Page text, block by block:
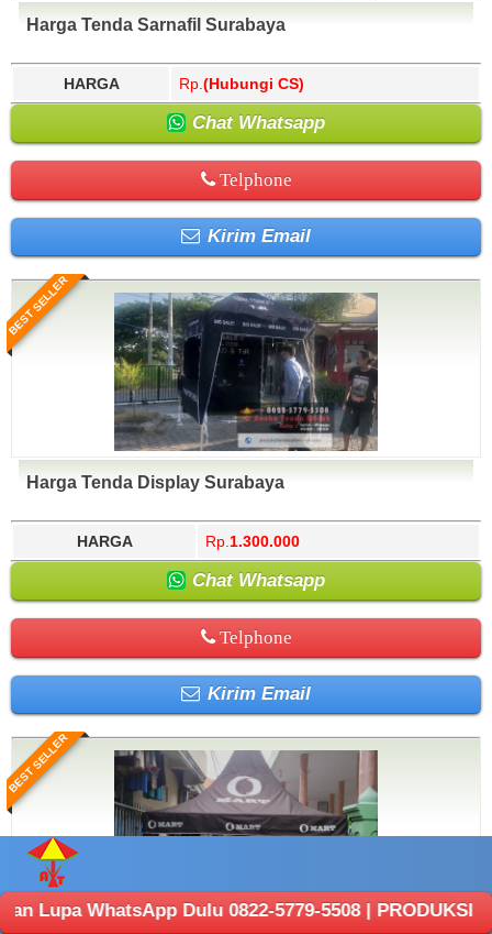
Harga Tenda Sarnafil Surabaya
HARGA Rp. (Hubungi CS)
Chat Whatsapp
Telphone
Kirim Email
BEST SELLER
Harga Tenda Display Surabaya
HARGA Rp. 1.300.000
Chat Whatsapp
Telphone
Kirim Email
BEST SELLER
Dulu 0822-5779-5508 | PRODUKSI ANEKA